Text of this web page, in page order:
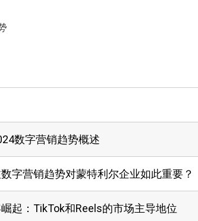
数字营销趋势概述
字营销趋势对蒙特利尔企业如此重要？
起：TikTok和Reels的市场主导地位